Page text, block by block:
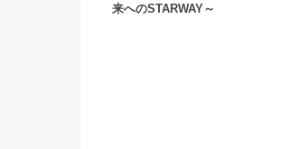
来へのSTARWAY～